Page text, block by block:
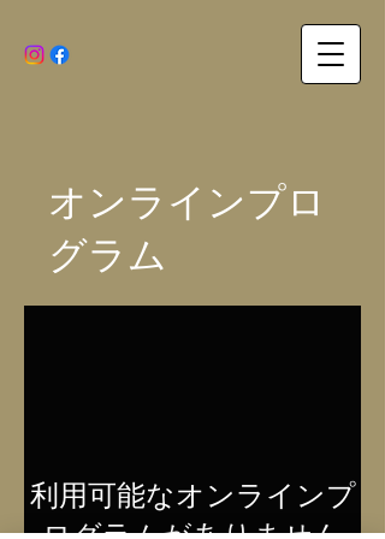
オンラインプロ
グラム
利用可能なオンラインプ